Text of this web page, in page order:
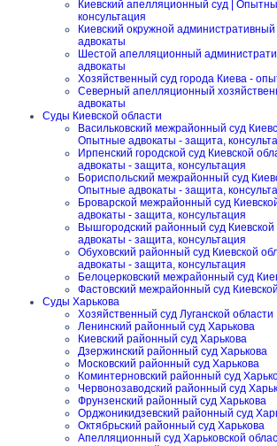
Киевский апелляционный суд |
консультация
Киевский окружной
адвокаты
Шестой апелляционный
адвокаты
Хозяйственный суд города Киева -
Северный апелляционный
адвокаты
Суды Киевской области
Васильковский межрайонный суд
Опытные адвокаты - защита,
Ирпенский городской суд Киевской
адвокаты - защита, консультация
Бориспольский межрайонный суд
Опытные адвокаты - защита,
Броварской межрайонный суд
адвокаты - защита, консультация
Вышгородский районный суд
адвокаты - защита, консультация
Обуховский районный суд Киевской
адвокаты - защита, консультация
Белоцерковский межрайонный суд
Фастовский межрайонный суд
Суды Харькова
Хозяйственный суд Луганской области
Ленинский районный суд Харькова
Киевский районный суд Харькова
Дзержинский районный суд Харькова
Московский районный суд Харькова
Коминтерновский районный суд
Червонозаводский районный суд
Фрунзенский районный суд Харькова
Орджоникидзевский районный суд
Октябрьский районный суд Харькова
Апелляционный суд Харьковской